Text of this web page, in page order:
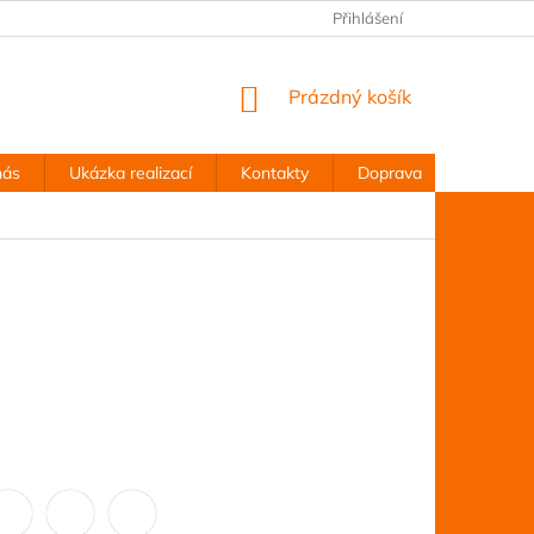
Přihlášení
NÁKUPNÍ
Prázdný košík
Ukázka realizací Kontakty Doprava